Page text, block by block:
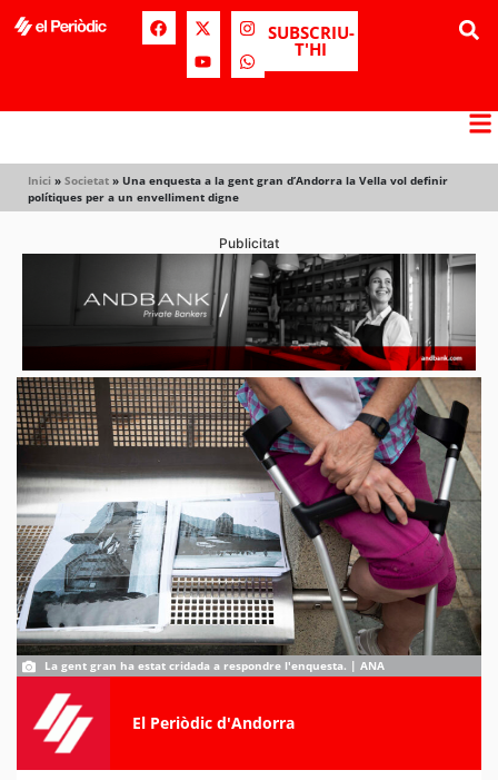
SUBSCRIU-
T'HI
Inici » Societat » Una enquesta a la gent gran d’Andorra la Vella vol definir
polítiques per a un envelliment digne
Publicitat
La gent gran ha estat cridada a respondre l'enquesta. | ANA
El Periòdic d'Andorra